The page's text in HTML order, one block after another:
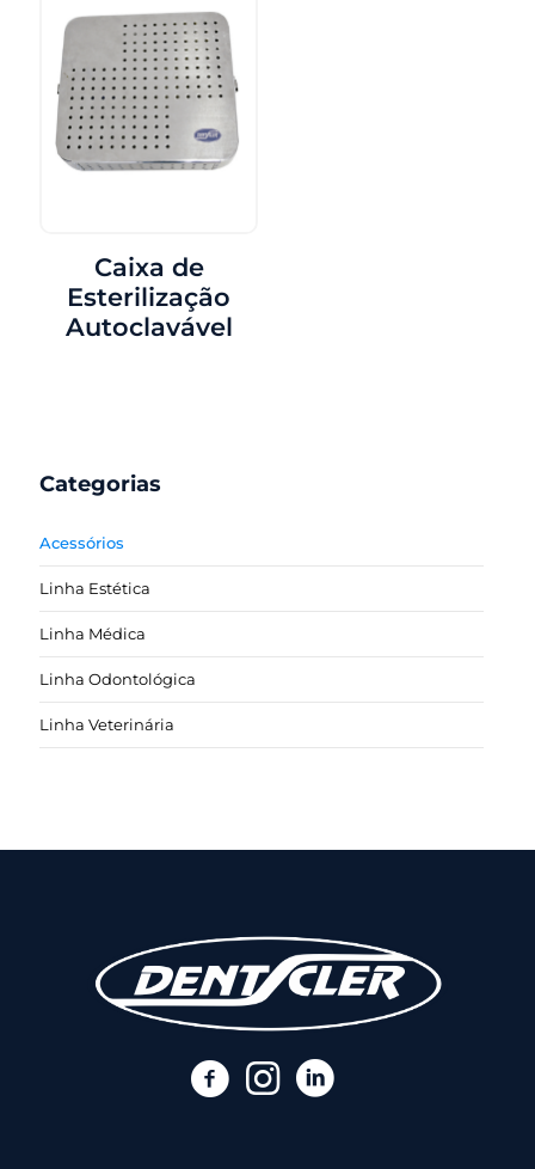
Caixa de
Esterilização
Autoclavável
Categorias
Acessórios
Linha Estética
Linha Médica
Linha Odontológica
Linha Veterinária